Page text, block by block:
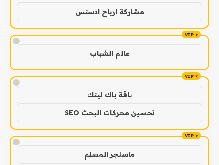
مشاركة ارباح ادسنس
!
عالم الشباب
!
باقة باك لينك
تحسين محركات البحث SEO
!
ماسنجر المسلم